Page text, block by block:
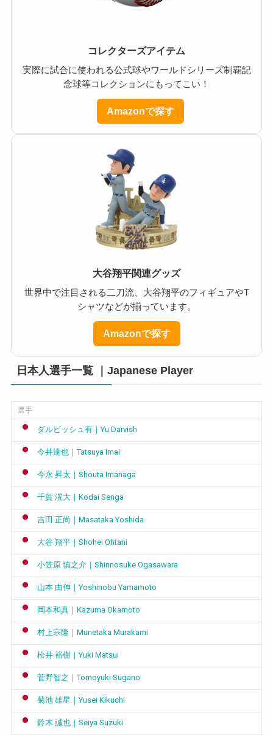
コレクターズアイテム
実際に試合に使われる公式球やワールドシリーズ制覇記
念球等コレクションにもってこい！
Amazonで探す
大谷翔平関連グッズ
世界中で注目される二刀流、大谷翔平のフィギュアやT
シャツなどが揃っています。
Amazonで探す
日本人選手一覧 ｜Japanese Player
選手
ダルビッシュ有｜Yu Darvish
今井達也｜Tatsuya Imai
今永 昇太｜Shouta Imanaga
千賀 滉大｜Kodai Senga
吉田 正尚｜Masataka Yoshida
大谷 翔平｜Shohei Ohtani
小笠原 慎之介｜Shinnosuke Ogasawara
山本 由伸｜Yoshinobu Yamamoto
岡本和真｜Kazuma Okamoto
村上宗隆｜Munetaka Murakami
松井 裕樹｜Yuki Matsui
菅野智之｜Tomoyuki Sugano
菊池 雄星｜Yusei Kikuchi
鈴木 誠也｜Seiya Suzuki